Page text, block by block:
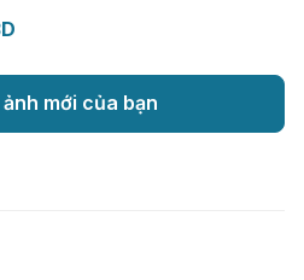
mới của bạn